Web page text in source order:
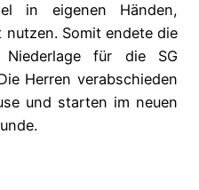
in eigenen Händen,
Somit endete die
für die SG
Herren verabschieden
und starten im neuen